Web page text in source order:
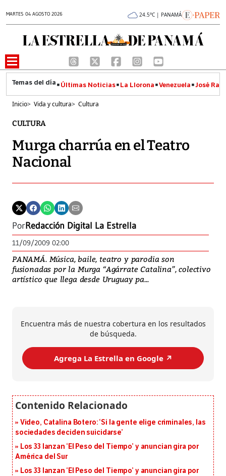
MARTES 04 AGOSTO 2026 24.5°C | PANAMÁ
Últimas Noticias La Llorona Venezuela José
Inicio> Vida y cultura> Cultura
CULTURA
Murga charrúa en el Teatro
Nacional
PorRedacción Digital La Estrella
11/09/2009 02:00
PANAMÁ. Música, baile, teatro y parodia son
fusionadas por la Murga “Agárrate Catalina”, colectivo
artístico que llega desde Uruguay pa...
Encuentra más de nuestra cobertura en los resultados
de búsqueda.
Agrega La Estrella en Google ↗️
Video, Catalina Botero: ‘Si la gente elige criminales, las
sociedades deciden suicidarse’
Los 33 lanzan ‘El Peso del Tiempo’ y anuncian gira por
América del Sur
Los 33 lanzan ‘El Peso del Tiempo’ y anuncian gira por